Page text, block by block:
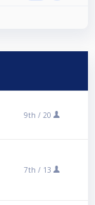
9th / 20
7th / 13